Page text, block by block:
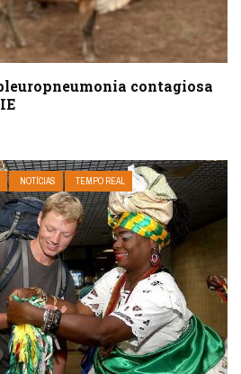
contagiosa
NOTÍCIAS TEMPO REAL